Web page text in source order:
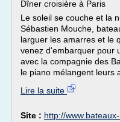
Dîner croisière à Paris
Le soleil se couche et la
Sébastien Mouche,
larguer les amarres et le
venez d'embarquer pour
avec la compagnie des
le piano mélangent leurs
Lire la suite
Site : http://